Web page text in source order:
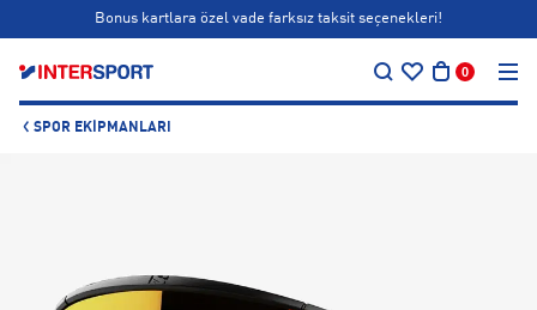
Bonus kartlara özel vade farksız taksit seçenekleri!
0
SPOR EKIPMANLARI